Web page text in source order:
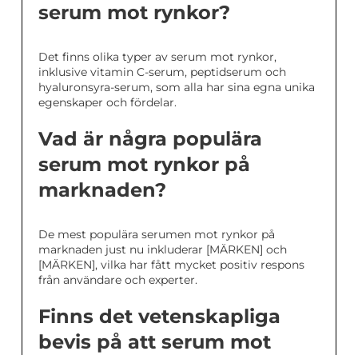
serum mot rynkor?
Det finns olika typer av serum mot rynkor,
inklusive vitamin C-serum, peptidserum och
hyaluronsyra-serum, som alla har sina egna unika
egenskaper och fördelar.
Vad är några populära
serum mot rynkor på
marknaden?
De mest populära serumen mot rynkor på
marknaden just nu inkluderar [MÄRKEN] och
[MÄRKEN], vilka har fått mycket positiv respons
från användare och experter.
Finns det vetenskapliga
bevis på att serum mot